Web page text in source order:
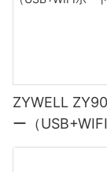
ZYWELL
ー（